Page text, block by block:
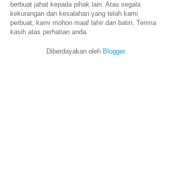
berbuat jahat kepada pihak lain. Atas segala
kekurangan dan kesalahan yang telah kami
perbuat, kami mohon maaf lahir dan batin. Terima
kasih atas perhatian anda.
Diberdayakan oleh Blogger.